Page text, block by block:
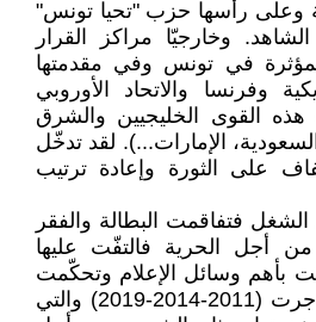
وعلى رأسها حزب "تحيا تونس"
وخارجيّا مراكز القرار
المؤثرة في تونس وفي مقدمتها
وفرنسا والاتحاد الأوروبي
القوى الخليجيين والشرق
الإمارات...). لقد تدخّل
على الثورة وإعادة ترتيب
فتفاقمت البطالة والفقر
أجل الحرية فالتفّت عليها
بأهم وسائل الإعلام وتحكّمت
في كل الانتخابات التي جرت (2011-2014-2019) والتي